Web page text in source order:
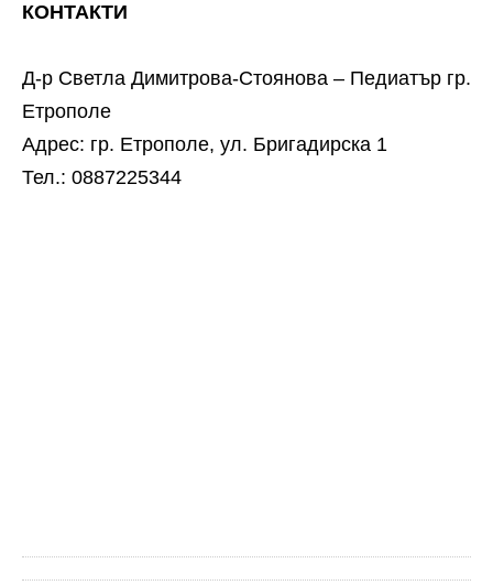
КОНТАКТИ
Д-р Светла Димитрова-Стоянова – Педиатър гр.
Етрополе
Адрес: гр. Етрополе, ул. Бригадирска 1
Тел.: 0887225344